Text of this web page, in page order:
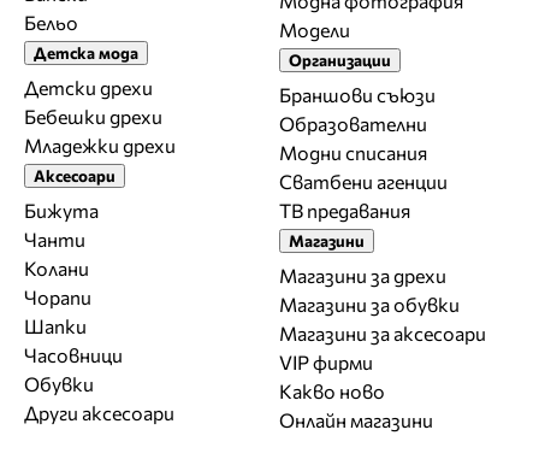
Бельо
Детска мода
Детски дрехи
Бебешки дрехи
Младежки дрехи
Аксесоари
Бижута
Чанти
Колани
Чорапи
Шапки
Часовници
Обувки
Други аксесоари
Модели
Организации
Браншови съюзи
Образователни
Модни списания
Сватбени агенции
ТВ предавания
Магазини
Магазини за дрехи
Магазини за обувки
Магазини за aксесоари
VIP фирми
Какво ново
Онлайн магазини